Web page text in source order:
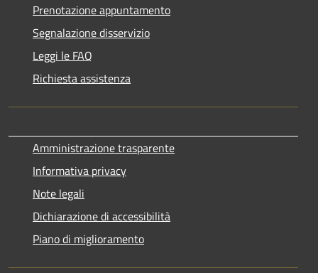
Prenotazione appuntamento
Segnalazione disservizio
Leggi le FAQ
Richiesta assistenza
Amministrazione trasparente
Informativa privacy
Note legali
Dichiarazione di accessibilità
Piano di miglioramento